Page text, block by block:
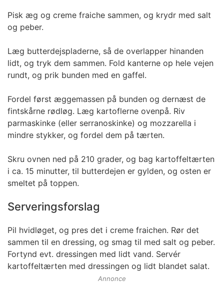
Pisk æg og creme fraiche sammen, og krydr med salt
og peber.
Læg butterdejspladerne, så de overlapper hinanden
lidt, og tryk dem sammen. Fold kanterne op hele vejen
rundt, og prik bunden med en gaffel.
Fordel først æggemassen på bunden og dernæst de
fintskårne rødløg. Læg kartoflerne ovenpå. Riv
parmaskinke (eller serranoskinke) og mozzarella i
mindre stykker, og fordel dem på tærten.
Skru ovnen ned på 210 grader, og bag kartoffeltærten
i ca. 15 minutter, til butterdejen er gylden, og osten er
smeltet på toppen.
Serveringsforslag
Pil hvidløget, og pres det i creme fraichen. Rør det
sammen til en dressing, og smag til med salt og peber.
Fortynd evt. dressingen med lidt vand. Servér
kartoffeltærten med dressingen og lidt blandet salat.
Annonce